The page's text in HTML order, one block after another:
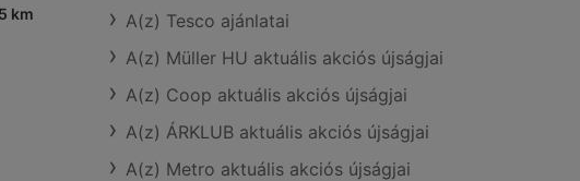
km
A(z) Tesco ajánlatai
A(z) Müller HU aktuális akciós újságjai
A(z) Coop aktuális akciós újságjai
A(z) ÁRKLUB aktuális akciós újságjai
A(z) Metro aktuális akciós újságjai